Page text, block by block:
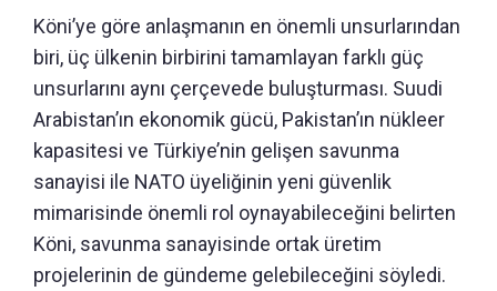
Köni’ye göre anlaşmanın en önemli unsurlarından
biri, üç ülkenin birbirini tamamlayan farklı güç
unsurlarını aynı çerçevede buluşturması. Suudi
Arabistan’ın ekonomik gücü, Pakistan’ın nükleer
kapasitesi ve Türkiye’nin gelişen savunma
sanayisi ile NATO üyeliğinin yeni güvenlik
mimarisinde önemli rol oynayabileceğini belirten
Köni, savunma sanayisinde ortak üretim
projelerinin de gündeme gelebileceğini söyledi.